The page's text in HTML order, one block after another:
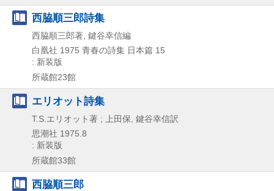
西脇順三郎詩集
西脇順三郎著, 鍵谷幸信編
白凰社 1975 青春の詩集 日本篇 15
: 新装版
所蔵館23館
エリオット詩集
T.S.エリオット著 ; 上田保, 鍵谷幸信訳
思潮社 1975.8
: 新装版
所蔵館33館
西脇順三郎